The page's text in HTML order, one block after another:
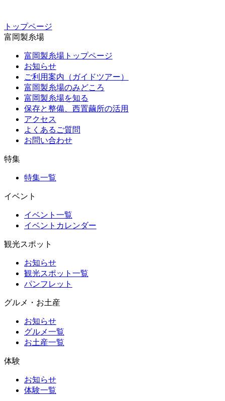
トップページ
富岡製糸場
富岡製糸場トップページ
お知らせ
ご利用案内（ガイドツアー）
富岡製糸場のみどころ
富岡製糸場を知る
保存と整備、西置繭所の活用
アクセス
よくあるご質問
お問い合わせ
特集
特集一覧
イベント
イベント一覧
イベントカレンダー
観光スポット
お知らせ
観光スポット一覧
パンフレット
グルメ・お土産
お知らせ
グルメ一覧
お土産一覧
体験
お知らせ
体験一覧